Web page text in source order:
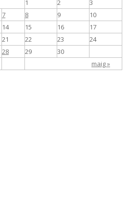
maig »
1 2
3
7 8 9
10
14 15 16
17
21 22 23
24
28 29 30